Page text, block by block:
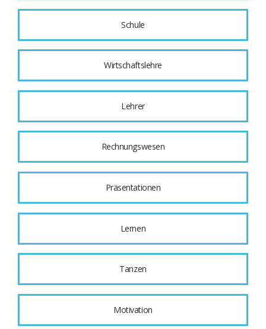
Schule
Wirtschaftslehre
Lehrer
Rechnungswesen
Präsentationen
Lernen
Tanzen
Motivation